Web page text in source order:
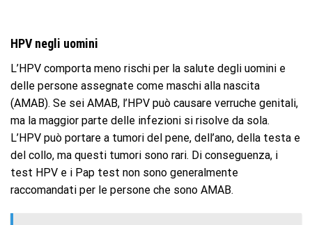
HPV negli uomini
L’HPV comporta meno rischi per la salute degli uomini e
delle persone assegnate come maschi alla nascita
(AMAB). Se sei AMAB, l’HPV può causare verruche genitali,
ma la maggior parte delle infezioni si risolve da sola.
L’HPV può portare a tumori del pene, dell’ano, della testa e
del collo, ma questi tumori sono rari. Di conseguenza, i
test HPV e i Pap test non sono generalmente
raccomandati per le persone che sono AMAB.